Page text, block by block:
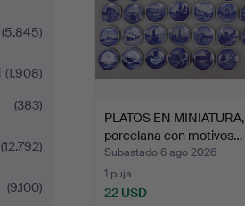
(5.845)
(1.908)
(383)
(12.792)
(9.100)
PLATOS EN MINIATURA,
porcelana con motivos…
Subastado 6 ago 2026
1 puja
22 USD